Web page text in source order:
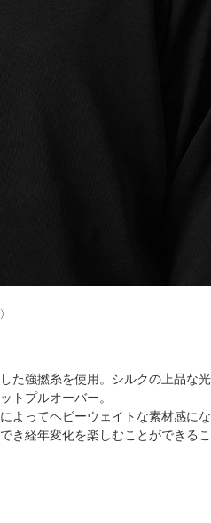
た強撚糸を使用。シルクの上品な光
トプルオーバー。
よってヘビーウェイトな素材感にな
き経年変化を楽しむことができるこ